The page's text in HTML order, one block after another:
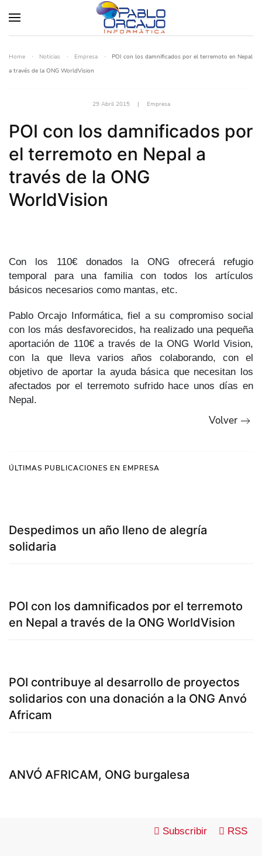
Home Noticias Empresa
POI con los damnificados por el terremoto en Nepal
a través de la ONG WorldVision
29 Abril 2015| Empresa
POI con los damnificados por
el terremoto en Nepal a
través de la ONG
WorldVision
Con los 110€ donados la ONG ofrecerá refugio
temporal para una familia con todos los artículos
básicos necesarios como mantas, etc.
Pablo Orcajo Informática, fiel a su compromiso social
con los más desfavorecidos, ha realizado una pequeña
aportación de 110€ a través de la ONG World Vision,
con la que lleva varios años colaborando, con el
objetivo de aportar la ayuda básica que necesitan los
afectados por el terremoto sufrido hace unos días en
Nepal.
Volver
ÚLTIMAS PUBLICACIONES EN EMPRESA
Despedimos un año lleno de alegría
solidaria
POI con los damnificados por el terremoto
en Nepal a través de la ONG WorldVision
POI contribuye al desarrollo de proyectos
solidarios con una donación a la ONG Anvó
Africam
ANVÓ AFRICAM, ONG burgalesa
Subscribir RSS